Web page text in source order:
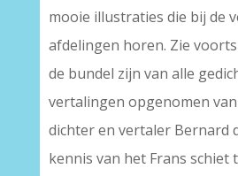
mooie illustraties die bij de
afdelingen horen. Zie
de bundel zijn van alle
vertalingen opgenomen
dichter en vertaler Bernard
kennis van het Frans schiet